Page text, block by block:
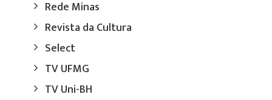
Rede Minas
Revista da Cultura
Select
TV UFMG
TV Uni-BH